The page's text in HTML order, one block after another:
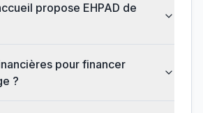
propose EHPAD de
pour financer
?